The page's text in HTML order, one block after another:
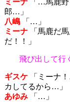
郎…」
八嶋「…」
ミーナ「馬鹿だ馬
だ！！」
飛び出して行
ギスケ「ミーナ
カしてるから…」
あゆみ「…」